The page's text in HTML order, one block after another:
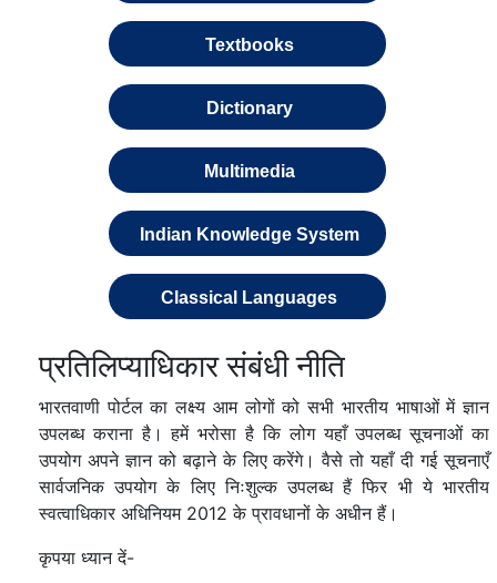
Textbooks
Dictionary
Multimedia
Indian Knowledge System
Classical Languages
प्रतिलिप्याधिकार संबंधी नीति
भारतवाणी पोर्टल का लक्ष्य आम लोगों को सभी भारतीय भाषाओं में ज्ञान
उपलब्ध कराना है। हमें भरोसा है कि लोग यहाँ उपलब्ध सूचनाओं का
उपयोग अपने ज्ञान को बढ़ाने के लिए करेंगे। वैसे तो यहाँ दी गई सूचनाएँ
सार्वजनिक उपयोग के लिए निःशुल्क उपलब्ध हैं फिर भी ये भारतीय
स्वत्वाधिकार अधिनियम 2012 के प्रावधानों के अधीन हैं।
कृपया ध्यान दें-